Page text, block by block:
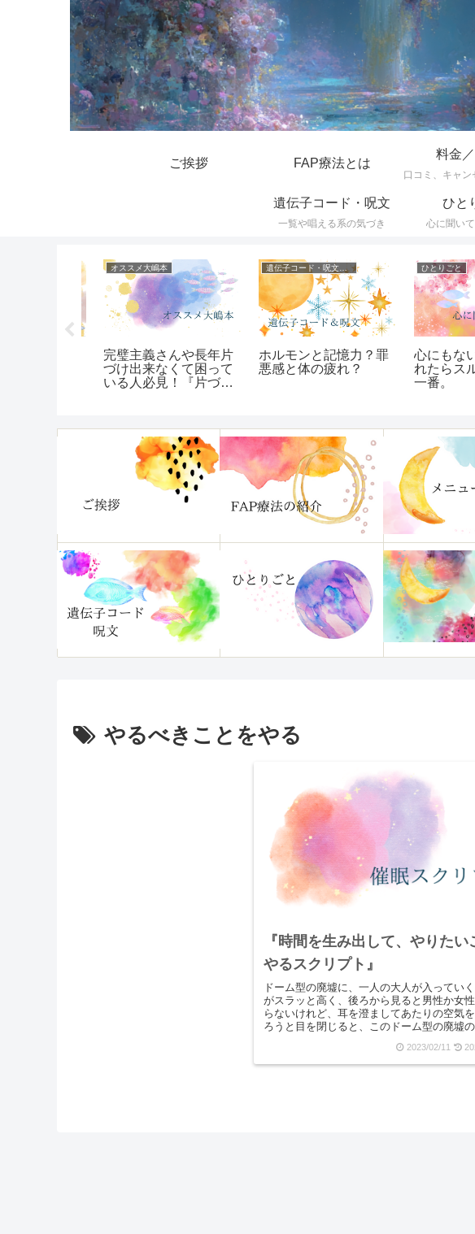
ご挨拶 FAP療法とは
料金
遺伝子コード・呪文
一覧や唱える系の気づき
ひと
心に聞い
オススメ大嶋本
完璧主義さんや長年片
づけ出来なくて困って
いる人必見！『片づけ
遺伝子コード・呪文一覧
ホルモンと記憶力？罪
悪感と体の疲れ？
ひとりごと
心にもない
れたらスル
一番。
やるべきことをやる
『時間を生み出して、やりたい
やるスクリプト』
ドーム型の廃墟に、一人の大人が入ってい
がスラッと高く、後ろから見ると男性か女
らないけれど、耳を澄ましてあたりの空気
ろうと目を閉じると、このドーム型の廃墟
2023/02/11